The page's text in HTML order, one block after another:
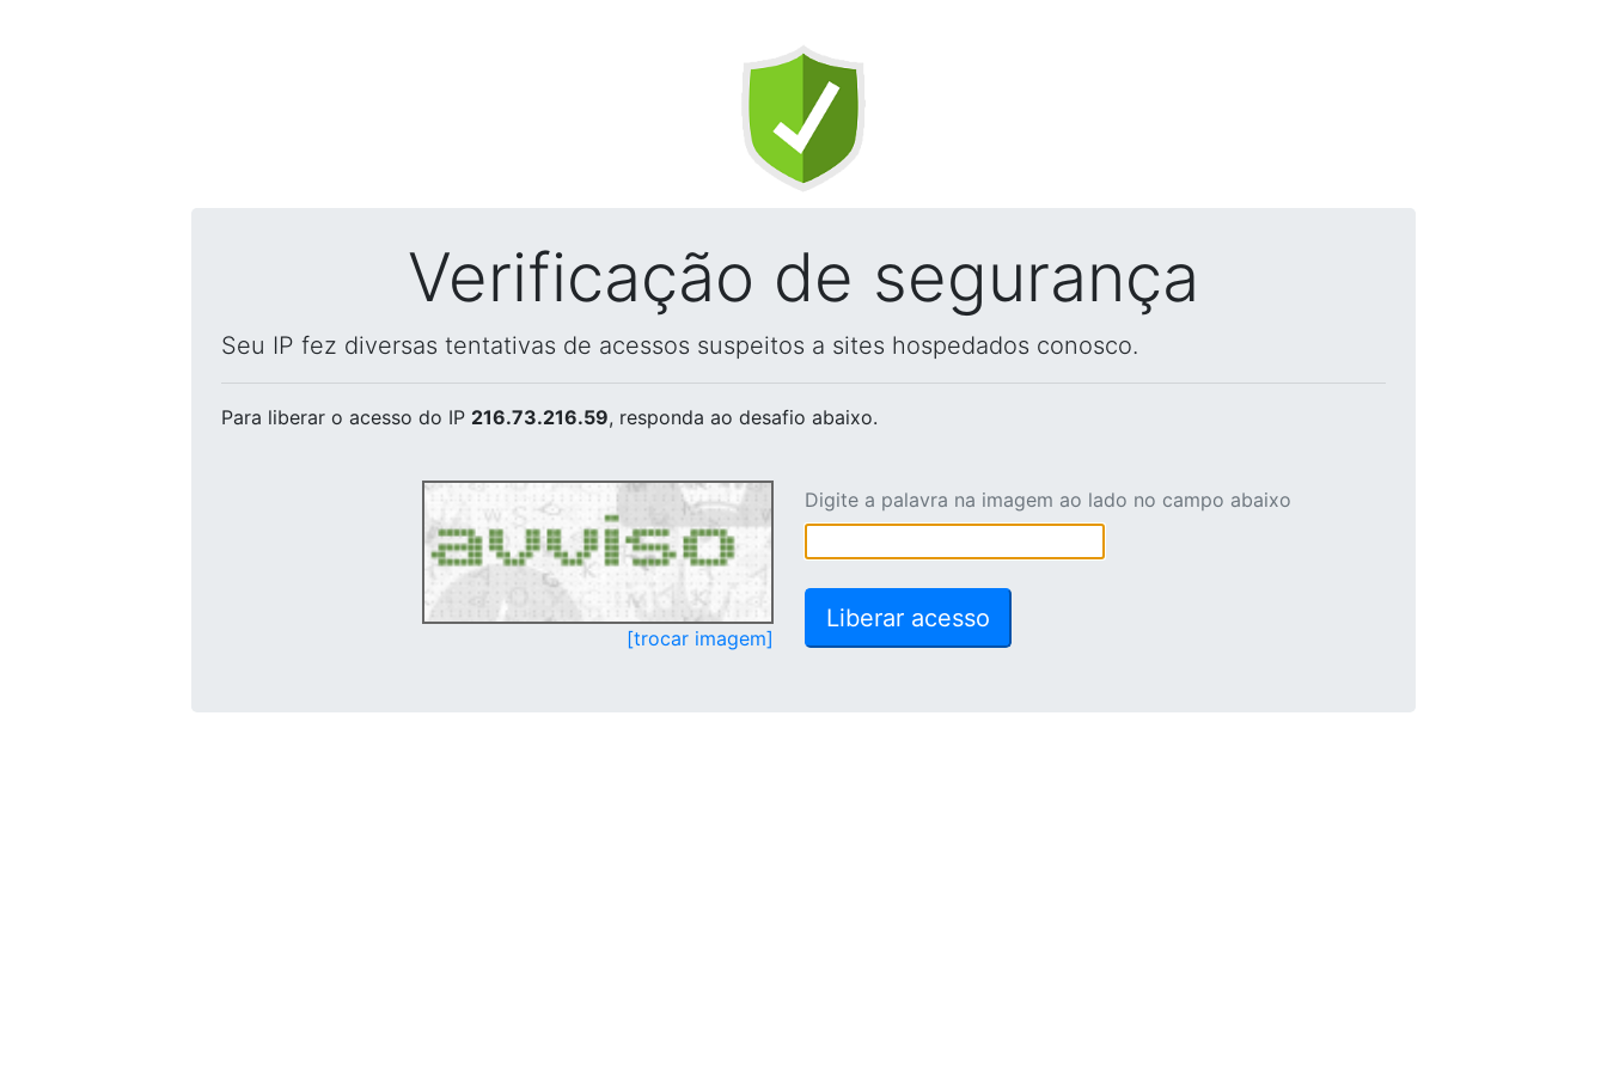
Verificação de segurança
Seu IP fez diversas tentativas de acessos suspeitos a sites hospedados conosco.
Para liberar o acesso do IP 216.73.216.59, responda ao desafio abaixo.
[trocar imagem]
Digite a palavra na imagem ao lado no campo abaixo